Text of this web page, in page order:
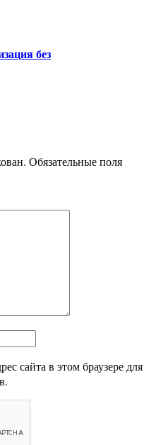
без
Обязательные поля
сайта в этом браузере для